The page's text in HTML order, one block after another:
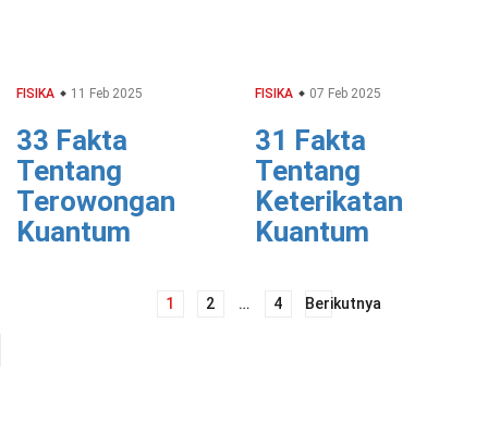
FISIKA 11 Feb 2025
33 Fakta
Tentang
Terowongan
Kuantum
FISIKA 07 Feb 2025
31 Fakta
Tentang
Keterikatan
Kuantum
1 2 … 4 Berikutnya